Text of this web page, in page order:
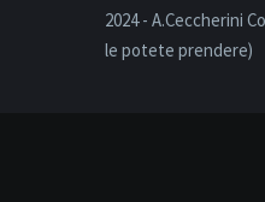
2024 - A.Ceccherini
le potete prendere)